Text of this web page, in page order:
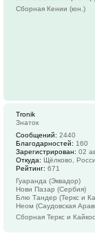
Сборная Кении (юн.)
Tronik
Знаток
Сообщений: 2440
Благодарностей: 160
Зарегистрирован: 02
Откуда: Щёлково,
Рейтинг: 671
Гуаранда (Эквадор)
Нови Пазар (Сербия)
Блю Тандер (Теркс и
Неом (Саудовская
Сборная Теркс и